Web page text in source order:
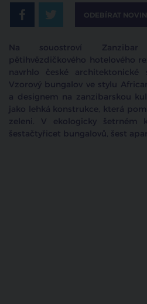
ODEBÍRAT
Na souostroví Zanzibar
pětihvězdičkového hotelového
navrhlo české
Vzorový bungalov ve stylu
a designem na zanzibarskou
jako lehká konstrukce, která
zeleni. V ekologicky šetrném
šestačtyřicet bungalovů, šest